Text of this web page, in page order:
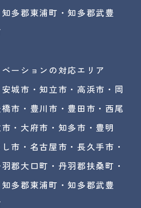
多郡東浦町・知多郡武豊
ーションの対応エリア
安城市 ・知立市・高浜市・岡
市・豊川市・豊田市・西尾
・大府市・知多市・豊明
市・名古屋市・長久手市・
郡大口町・丹羽郡扶桑町・
多郡東浦町・知多郡武豊